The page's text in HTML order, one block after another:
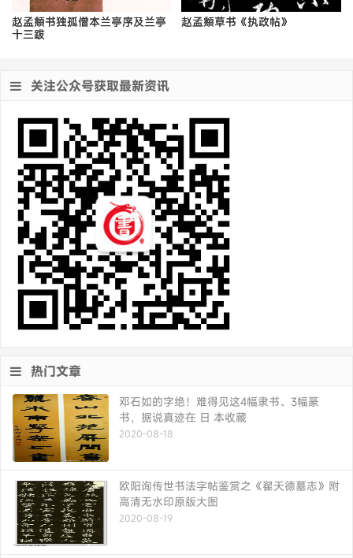
赵孟頫书独孤僧本兰亭序及兰亭
十三跋
赵孟頫草书《执政帖》
关注公众号获取最新资讯
热门文章
邓石如的字绝！难得见这4幅隶书、3幅篆
书，据说真迹在 日 本收藏
2020-08-18
欧阳询传世书法字帖鉴赏之《翟天德墓志》附
高清无水印原版大图
2020-08-19